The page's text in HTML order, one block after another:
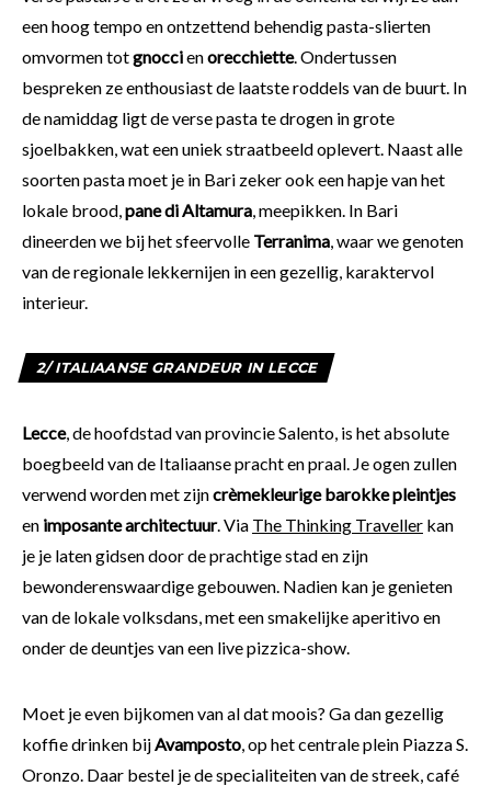
een hoog tempo en ontzettend behendig pasta-slierten
omvormen totgnoccienorecchiette. Ondertussen
bespreken ze enthousiast de laatste roddels van de buurt. In
de namiddag ligt de verse pasta te drogen in grote
sjoelbakken, wat een uniek straatbeeld oplevert. Naast alle
soorten pasta moet je in Bari zeker ook een hapje van het
lokale brood, pane di Altamura , meepikken. In Bari
dineerden we bij het sfeervolle Terranima , waar we genoten
van de regionale lekkernijen in een gezellig, karaktervol
interieur.
2/ ITALIAANSE GRANDEUR IN LECCE
Lecce, de hoofdstad van provincie Salento, is het absolute
boegbeeld van de Italiaanse pracht en praal. Je ogen zullen
verwend worden met zijncrèmekleurige barokke pleintjes
en imposante architectuur. Via The Thinking Traveller kan
je je laten gidsen door de prachtige stad en zijn
bewonderenswaardige gebouwen. Nadien kan je genieten
van de lokale volksdans, met een smakelijke aperitivo en
onder de deuntjes van een live pizzica-show.
Moet je even bijkomen van al dat moois? Ga dan gezellig
koffie drinken bij Avamposto , op het centrale plein Piazza S.
Oronzo. Daar bestel je de specialiteiten van de streek, café